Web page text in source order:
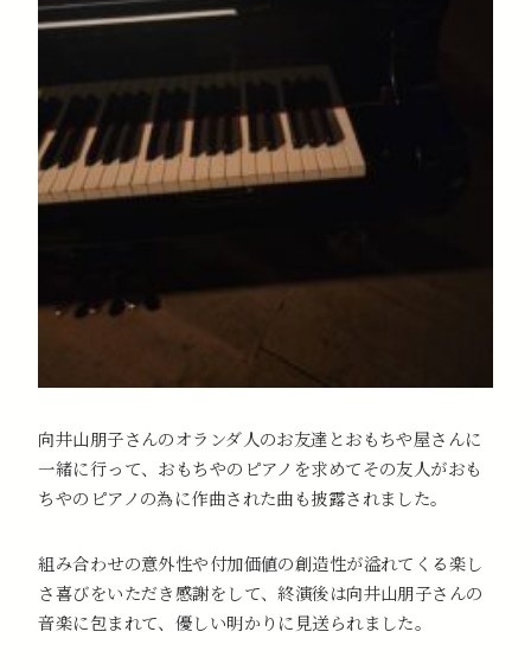
向井山朋子さんのオランダ人のお友達とおもちや屋さんに
一緒に行って、おもちやのピアノを求めてその友人がおも
ちやのピアノの為に作曲された曲も披露されました。
組み合わせの意外性や付加価値の創造性が溢れてくる楽し
さ喜びをいただき感謝をして、終演後は向井山朋子さんの
音楽に包まれて、優しい明かりに見送られました。